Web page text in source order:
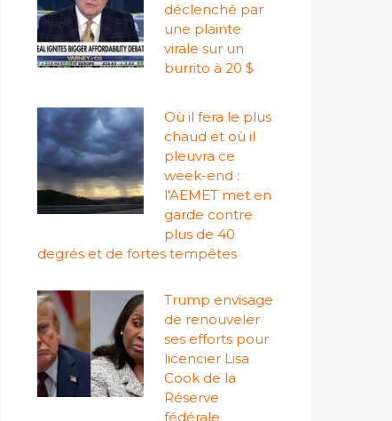
déclenché par
une plainte
virale sur un
burrito à 20 $
Où il fera le plus
chaud et où il
pleuvra ce
week-end :
l'AEMET met en
garde contre
plus de 40
degrés et de fortes tempêtes
Trump envisage
de renouveler
ses efforts pour
licencier Lisa
Cook de la
Réserve
fédérale